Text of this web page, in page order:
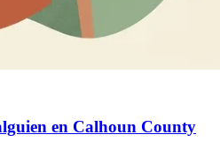
en Calhoun County